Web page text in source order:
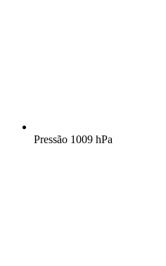
Pressão 1009 hPa